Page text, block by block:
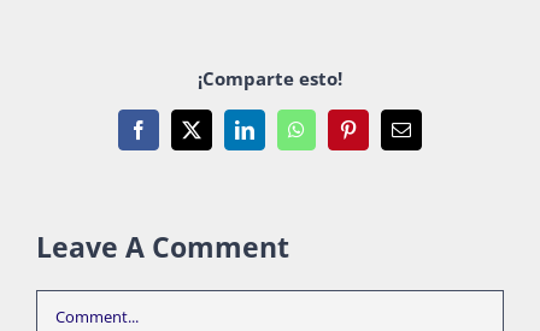
¡Comparte esto!
Facebook
X LinkedInWhatsAppPinterestEmail
Leave A Comment
Comment